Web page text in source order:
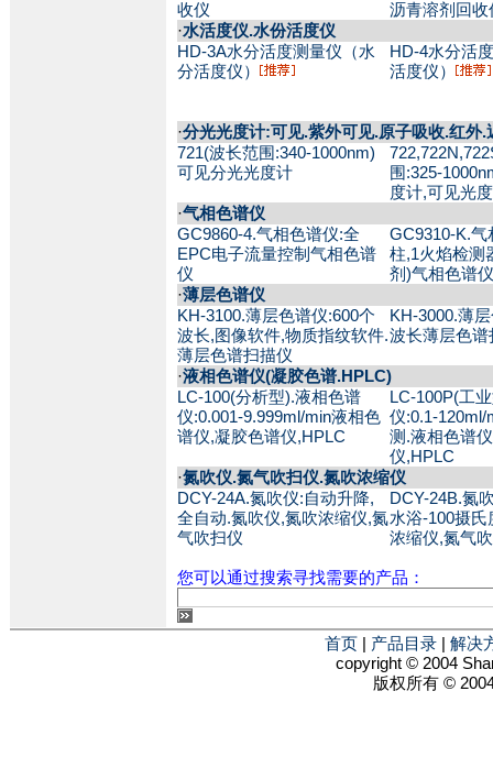
收仪
沥青溶剂回收
·水活度仪.水份活度仪
HD-3A水分活度测量仪（水
分活度仪）
HD-4水分活
活度仪）
·分光光度计:可见.紫外可见.原子吸收.红外.
721(波长范围:340-1000nm)
可见分光光度计
围:325-
度计,可见光
·气相色谱仪
GC9860-4.气相色谱仪:全
EPC电子流量控制气相色谱
仪
GC9310-K.气
柱,1火焰检测
剂)气相色谱仪
·薄层色谱仪
KH-3100.薄层色谱仪:600个
波长,图像软件,物质指纹软件.
薄层色谱扫描仪
KH-3000.薄
波长薄层色谱
·液相色谱仪(凝胶色谱.HPLC)
LC-100(分析型).液相色谱
仪:0.001-9.999ml/min液相色
谱仪,凝胶色谱仪,HPLC
LC-100P(工
仪:0.1-120ml/
测.液相色谱
仪,HPLC
·氮吹仪.氮气吹扫仪.氮吹浓缩仪
DCY-24A.氮吹仪:自动升降,
全自动.氮吹仪,氮吹浓缩仪,氮
气吹扫仪
DCY-24B.氮
水浴-100摄
浓缩仪,氮气
您可以通过搜索寻找需要的产品：
首页 产品目录
解决
copyright © 2004
版权所有 ©